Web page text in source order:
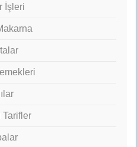
İşleri